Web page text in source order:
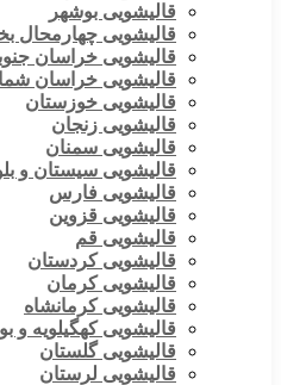
قالیشویی بوشهر
قالیشویی چهارمحال
قالیشویی خراسان
قالیشویی خراسان
قالیشویی خوزستان
قالیشویی زنجان
قالیشویی سمنان
قالیشویی سیستان و
قالیشویی فارس
قالیشویی قزوین
قالیشویی قم
قالیشویی کردستان
قالیشویی کرمان
قالیشویی کرمانشاه
قالیشویی کهگیلویه و
قالیشویی گلستان
قالیشویی لرستان